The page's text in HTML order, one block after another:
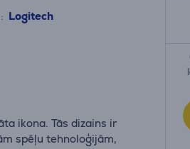
Logitech
ikona. Tās dizains ir
spēļu tehnoloģijām,